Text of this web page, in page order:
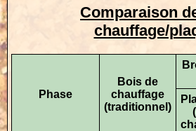
Comparaison
chauffage/
Phase
Bois de
chauffage
(traditionnel)